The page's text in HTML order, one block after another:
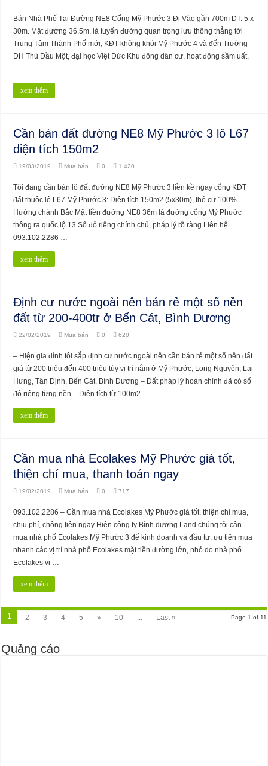
Bán Nhà Phố Tại Đường NE8 Cổng Mỹ Phước 3 Đi Vào gần 700m DT: 5 x
30m. Mặt đường 36,5m, là tuyến đường quan trọng lưu thông thẳng tới
Trung Tâm Thành Phố mới, KĐT không khói Mỹ Phước 4 và đến Trường
ĐH Thủ Dầu Một, đại học Việt Đức Khu đông dân cư, hoạt động sầm uất,
…
xem thêm
Cần bán đất đường NE8 Mỹ Phước 3 lô L67
diện tích 150m2
19/03/2019 Mua bán 0 1,420
Tôi đang cần bán lô đất đường NE8 Mỹ Phước 3 liền kề ngay cổng KDT
đất thuộc lô L67 Mỹ Phước 3: Diện tích 150m2 (5x30m), thổ cư 100%
Hướng chánh Bắc Mặt tiền đường NE8 36m là đường cổng Mỹ Phước
thông ra quốc lộ 13 Sổ đỏ riêng chính chủ, pháp lý rõ ràng Liên hệ
093.102.2286 …
xem thêm
Định cư nước ngoài nên bán rẻ một số nền
đất từ 200-400tr ở Bến Cát, Bình Dương
22/02/2019 Mua bán 0 620
– Hiện gia đình tôi sắp định cư nước ngoài nên cần bán rẻ một số nền đất
giá từ 200 triệu đến 400 triệu tùy vị trí nằm ở Mỹ Phước, Long Nguyên, Lai
Hưng, Tân Định, Bến Cát, Bình Dương – Đất pháp lý hoàn chỉnh đã có sổ
đỏ riêng từng nền – Diện tích từ 100m2 …
xem thêm
Cần mua nhà Ecolakes Mỹ Phước giá tốt,
thiện chí mua, thanh toán ngay
19/02/2019 Mua bán 0 717
093.102.2286 – Cần mua nhà Ecolakes Mỹ Phước giá tốt, thiện chí mua,
chịu phí, chồng tiền ngay Hiện công ty Bình dương Land chúng tôi cần
mua nhà phố Ecolakes Mỹ Phước 3 để kinh doanh và đầu tư, ưu tiên mua
nhanh các vị trí nhà phố Ecolakes mặt tiền đường lớn, nhỏ do nhà phố
Ecolakes vị …
xem thêm
Page 1 of 11
1 2 3 4 5 » 10 ... Last »
Quảng cáo